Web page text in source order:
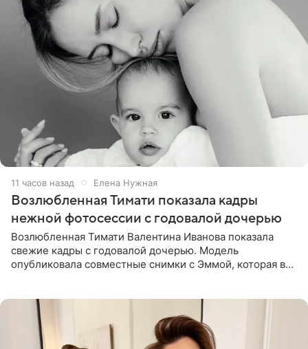
11 часов назад Елена Нужная
Возлюбленная Тимати показала кадры
нежной фотосессии с годовалой дочерью
Возлюбленная Тимати Валентина Иванова показала
свежие кадры с годовалой дочерью. Модель
опубликовала совместные снимки с Эммой, которая в